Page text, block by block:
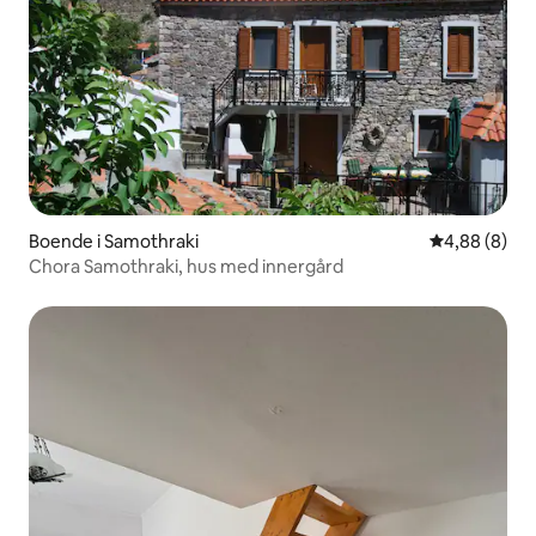
Boende i Samothraki 4,88 av 5 i
4,88 (8)
Chora Samothraki, hus med innergård